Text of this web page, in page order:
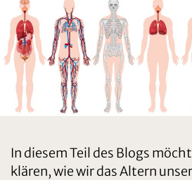
In diesem Teil des Blogs
klären, wie wir das Altern